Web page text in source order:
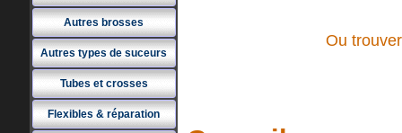
Autres brosses
Autres types de suceurs
Tubes et crosses
Flexibles & réparation
Ou